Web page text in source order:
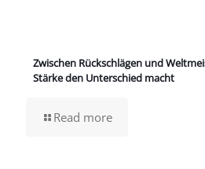
Zwischen Rückschlägen und
Stärke den Unterschied macht
Read more